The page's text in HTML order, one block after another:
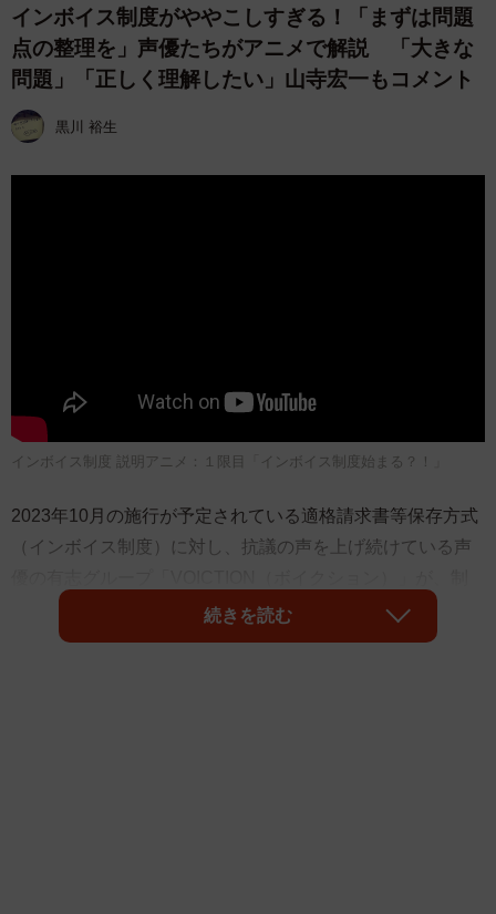
インボイス制度がややこしすぎる！「まずは問題
点の整理を」声優たちがアニメで解説 「大きな
問題」「正しく理解したい」山寺宏一もコメント
黒川 裕生
インボイス制度 説明アニメ：１限目「インボイス制度始まる？！」
2023年10月の施行が予定されている適格請求書等保存方式
（インボイス制度）に対し、抗議の声を上げ続けている声
度の問題点を整理し、正しい理解につなげることを目的に
オリジナルアニメを制作。TwitterとYouTubeで公開を始め
続きを読む